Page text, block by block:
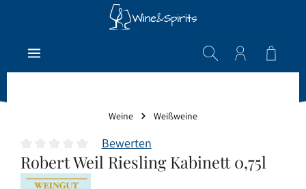
Zum Hauptinhalt springen
Weine Weißweine
Durchschnittliche Bewertung von 0 von 5 Sternen
Bewerten
Robert Weil Riesling Kabinett 0,75l